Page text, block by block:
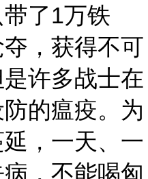
了1万铁
，获得不可
许多战士在
的瘟疫。为
，一天、一
，不能喝匈